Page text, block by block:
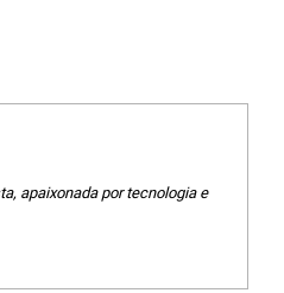
apaixonada por tecnologia e